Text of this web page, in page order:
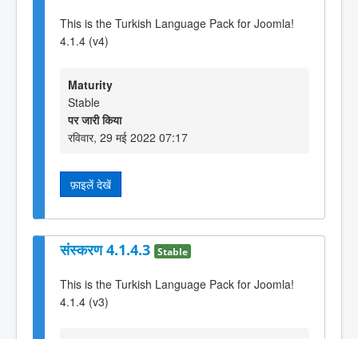
This is the Turkish Language Pack for Joomla!
4.1.4 (v4)
Maturity
Stable
पर जारी किया
रविवार, 29 मई 2022 07:17
फ़ाइलें देखें
संस्करण 4.1.4.3 Stable
This is the Turkish Language Pack for Joomla!
4.1.4 (v3)